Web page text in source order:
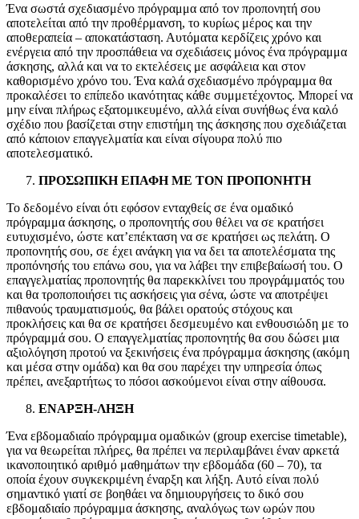
Ένα σωστά σχεδιασμένο πρόγραμμα από τον προπονητή σου
αποτελείται από την προθέρμανση, το κυρίως μέρος και την
αποθεραπεία – αποκατάσταση. Αυτόματα κερδίζεις χρόνο και
ενέργεια από την προσπάθεια να σχεδιάσεις μόνος ένα πρόγραμμα
άσκησης, αλλά και να το εκτελέσεις με ασφάλεια και στον
καθορισμένο χρόνο του. Ένα καλά σχεδιασμένο πρόγραμμα θα
προκαλέσει το επίπεδο ικανότητας κάθε συμμετέχοντος. Μπορεί να
μην είναι πλήρως εξατομικευμένο, αλλά είναι συνήθως ένα καλό
σχέδιο που βασίζεται στην επιστήμη της άσκησης που σχεδιάζεται
από κάποιον επαγγελματία και είναι σίγουρα πολύ πιο
αποτελεσματικό.
ΠΡΟΣΩΠΙΚΗ ΕΠΑΦΗ ΜΕ ΤΟΝ ΠΡΟΠΟΝΗΤΗ
Το δεδομένο είναι ότι εφόσον ενταχθείς σε ένα ομαδικό
πρόγραμμα άσκησης, ο προπονητής σου θέλει να σε κρατήσει
ευτυχισμένο, ώστε κατ’επέκταση να σε κρατήσει ως πελάτη. O
προπονητής σου, σε έχει ανάγκη για να δει τα αποτελέσματα της
προπόνησής του επάνω σου, για να λάβει την επιβεβαίωσή του. Ο
επαγγελματίας προπονητής θα παρεκκλίνει του προγράμματός του
και θα τροποποιήσει τις ασκήσεις για σένα, ώστε να αποτρέψει
πιθανούς τραυματισμούς, θα βάλει ορατούς στόχους και
προκλήσεις και θα σε κρατήσει δεσμευμένο και ενθουσιώδη με το
πρόγραμμά σου. Ο επαγγελματίας προπονητής θα σου δώσει μια
αξιολόγηση προτού να ξεκινήσεις ένα πρόγραμμα άσκησης (ακόμη
και μέσα στην ομάδα) και θα σου παρέχει την υπηρεσία όπως
πρέπει, ανεξαρτήτως το πόσοι ασκούμενοι είναι στην αίθουσα.
ΕΝΑΡΞΗ-ΛΗΞΗ
Ένα εβδομαδιαίο πρόγραμμα ομαδικών (group exercise timetable),
για να θεωρείται πλήρες, θα πρέπει να περιλαμβάνει έναν αρκετά
ικανοποιητικό αριθμό μαθημάτων την εβδομάδα (60 – 70), τα
οποία έχουν συγκεκριμένη έναρξη και λήξη. Αυτό είναι πολύ
σημαντικό γιατί σε βοηθάει να δημιουργήσεις το δικό σου
εβδομαδιαίο πρόγραμμα άσκησης, αναλόγως των ωρών που